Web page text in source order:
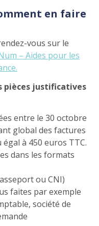
en faire
vous sur le
– Aides pour les
pièces justificatives
entre le 30 octobre
global des factures
à 450 euros TTC.
dans les formats
ou CNI)
faites par exemple
société de